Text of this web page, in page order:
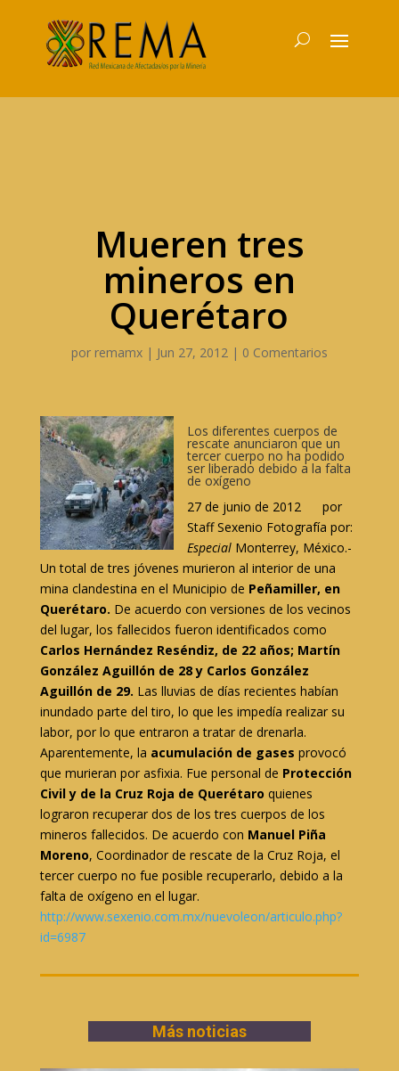
Mueren tres
mineros en
Querétaro
por remamx| Jun 27, 2012| 0 Comentarios
Los diferentes cuerpos de
rescate anunciaron que un
tercer cuerpo no ha podido
ser liberado debido a la falta
de oxígeno
27 de junio de 2012 por
Staff Sexenio Fotografía por:
EspecialMonterrey, México.-
Un total de tres jóvenes murieron al interior de una
mina clandestina en el Municipio de Peñamiller, en
Querétaro. De acuerdo con versiones de los vecinos
del lugar, los fallecidos fueron identificados como
Carlos Hernández Reséndiz, de 22 años; Martín
González Aguillón de 28 y Carlos González
Aguillón de 29. Las lluvias de días recientes habían
inundado parte del tiro, lo que les impedía realizar su
labor, por lo que entraron a tratar de drenarla.
Aparentemente, la acumulación de gases provocó
que murieran por asfixia. Fue personal de Protección
Civil y de la Cruz Roja de Querétaro quienes
lograron recuperar dos de los tres cuerpos de los
mineros fallecidos. De acuerdo con Manuel Piña
Moreno, Coordinador de rescate de la Cruz Roja, el
tercer cuerpo no fue posible recuperarlo, debido a la
falta de oxígeno en el lugar.
http://www.sexenio.com.mx/nuevoleon/articulo.php?
id=6987
Más noticias